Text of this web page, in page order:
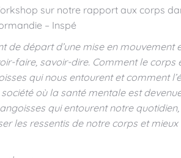
sur notre rapport aux corps
– Inspé
de départ d’une mise en mouvement
faire, savoir-dire. Comment le
qui nous entourent et comment
où la santé mentale est
qui entourent notre
les ressentis de notre corps et